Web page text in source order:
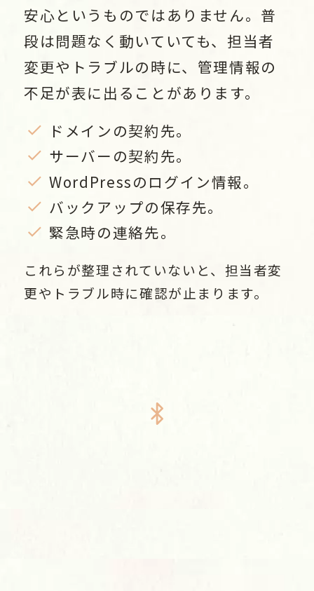
安心というものではありません。普
段は問題なく動いていても、担当者
変更やトラブルの時に、管理情報の
不足が表に出ることがあります。
ドメインの契約先。
サーバーの契約先。
WordPressのログイン情報。
バックアップの保存先。
緊急時の連絡先。
これらが整理されていないと、担当者変
更やトラブル時に確認が止まります。